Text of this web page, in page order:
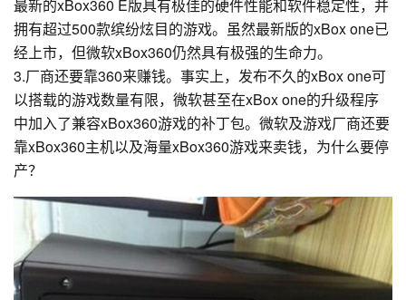
最新的xBox360 E版具有极佳的硬件性能和软件稳定性，并
拥有超过500款缤纷炫目的游戏。虽然最新版的xBox one已
经上市，但微软xBox360仍然具有极强的生命力。
3.厂商还要靠360来赚钱。事实上，发布不久的xBox one可
以搭载的游戏数量有限，微软甚至在xBox one的升级程序
中加入了兼容xBox360游戏的补丁包。微软及游戏厂商还要
靠xBox360主机以及海量xBox360游戏来卖钱，为什么要停
产？